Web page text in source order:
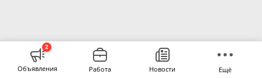
2
Объявления Работа Новости Ещё